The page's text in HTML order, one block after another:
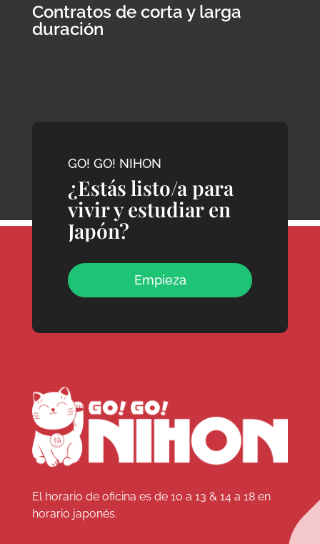
Contratos de corta y larga
duración
GO! GO! NIHON
¿Estás listo/a para
vivir y estudiar en
Japón?
Empieza
El horario de oficina es de 10 a 13 & 14 a 18 en
horario japonés.